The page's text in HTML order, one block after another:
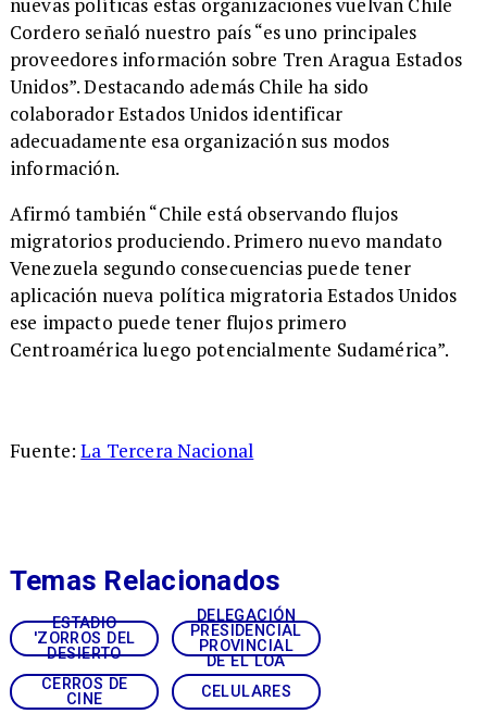
nuevas políticas estas organizaciones vuelvan Chile
Cordero señaló nuestro país “es uno principales
proveedores información sobre Tren Aragua Estados
Unidos”. Destacando además Chile ha sido
colaborador Estados Unidos identificar
adecuadamente esa organización sus modos
información.
Afirmó también “Chile está observando flujos
migratorios produciendo. Primero nuevo mandato
Venezuela segundo consecuencias puede tener
aplicación nueva política migratoria Estados Unidos
ese impacto puede tener flujos primero
Centroamérica luego potencialmente Sudamérica”.
Fuente:La Tercera Nacional
ESTADIO
'ZORROS DEL
DESIERTO
DELEGACIÓN
PRESIDENCIAL
PROVINCIAL
DE EL LOA
CERROS DE
CINE
CELULARES
Temas Relacionados